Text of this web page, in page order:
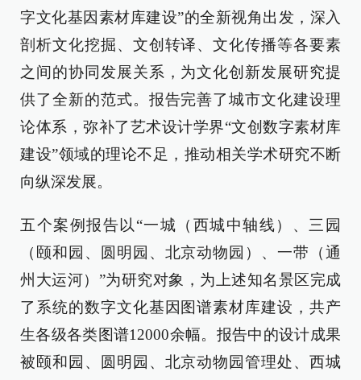
字文化基因素材库建设”的全新视角出发，深入
剖析文化挖掘、文创转译、文化传播等各要素
之间的协同发展关系，为文化创新发展研究提
供了全新的范式。报告完善了城市文化建设理
论体系，弥补了艺术设计学界“文创数字素材库
建设”领域的理论不足，推动相关学术研究不断
向纵深发展。
五个案例报告以“一城（西城中轴线）、三园
（颐和园、圆明园、北京动物园）、一带（通
州大运河）”为研究对象，为上述知名景区完成
了系统的数字文化基因图谱素材库建设，共产
生各级各类图谱12000余幅。报告中的设计成果
被颐和园、圆明园、北京动物园管理处、西城